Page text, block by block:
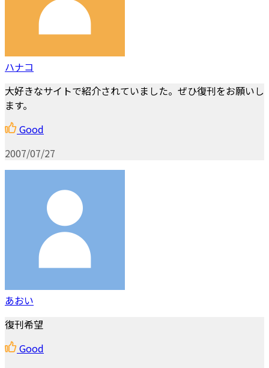
ハナコ
大好きなサイトで紹介されていました。ぜひ復刊をお願いし
ます。
Good
2007/07/27
あおい
復刊希望
Good